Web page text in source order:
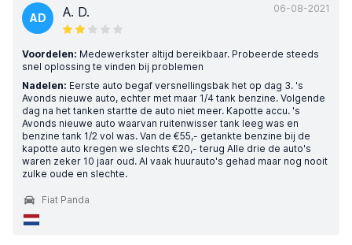
06-08-2021
AD A. D.
Voordelen: Medewerkster altijd bereikbaar. Probeerde steeds
snel oplossing te vinden bij problemen
Nadelen: Eerste auto begaf versnellingsbak het op dag 3. 's
Avonds nieuwe auto, echter met maar 1/4 tank benzine. Volgende
dag na het tanken startte de auto niet meer. Kapotte accu. 's
Avonds nieuwe auto waarvan ruitenwisser tank leeg was en
benzine tank 1/2 vol was. Van de €55,- getankte benzine bij de
kapotte auto kregen we slechts €20,- terug Alle drie de auto's
waren zeker 10 jaar oud. Al vaak huurauto's gehad maar nog nooit
zulke oude en slechte.
Fiat Panda